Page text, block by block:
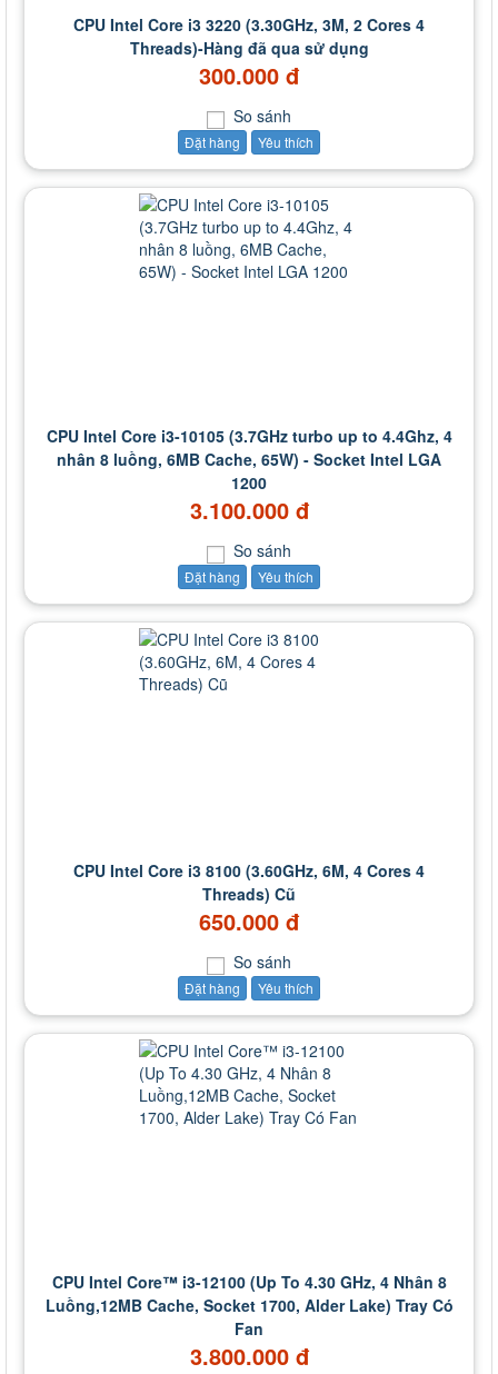
CPU Intel Core i3 3220 (3.30GHz, 3M, 2 Cores 4
Threads)-Hàng đã qua sử dụng
300.000 đ
So sánh
Đặt hàng Yêu thích
CPU Intel Core i3-10105 (3.7GHz turbo up to 4.4Ghz, 4
nhân 8 luồng, 6MB Cache, 65W) - Socket Intel LGA
1200
3.100.000 đ
So sánh
Đặt hàng Yêu thích
CPU Intel Core i3 8100 (3.60GHz, 6M, 4 Cores 4
Threads) Cũ
650.000 đ
So sánh
Đặt hàng Yêu thích
CPU Intel Core™ i3-12100 (Up To 4.30 GHz, 4 Nhân 8
Luồng,12MB Cache, Socket 1700, Alder Lake) Tray Có
Fan
3.800.000 đ